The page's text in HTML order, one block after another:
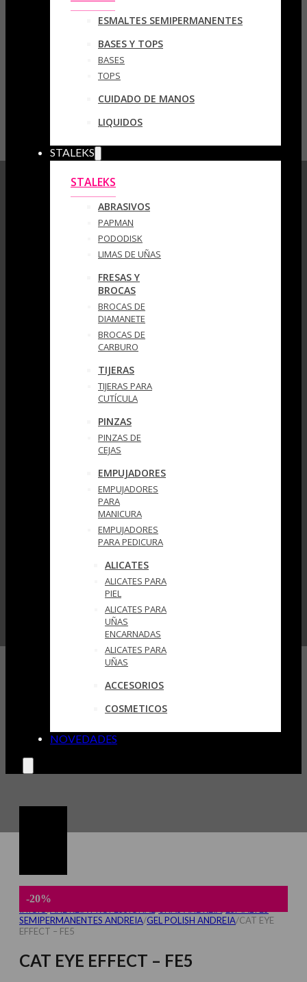
ESMALTES SEMIPERMANENTES
BASES Y TOPS
BASES
TOPS
CUIDADO DE MANOS
LIQUIDOS
STALEKS
STALEKS
ABRASIVOS
PAPMAN
PODODISK
LIMAS DE UÑAS
FRESAS Y
BROCAS
BROCAS DE
DIAMANETE
BROCAS DE
CARBURO
TIJERAS
TIJERAS PARA
CUTÍCULA
PINZAS
PINZAS DE
CEJAS
EMPUJADORES
EMPUJADORES
PARA
MANICURA
EMPUJADORES
PARA PEDICURA
ALICATES
ALICATES PARA
PIEL
ALICATES PARA
UÑAS
ENCARNADAS
ALICATES PARA
UÑAS
ACCESORIOS
COSMETICOS
NOVEDADES
-20%
SEMIPERMANENTES ANDREIA/GEL POLISH ANDREIA/CAT EYE
EFFECT – FE5
CAT EYE EFFECT – FE5